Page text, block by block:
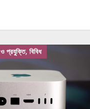
প্রযুক্তি, বিবিধ